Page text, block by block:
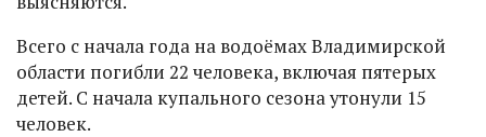
Всего с начала года на водоёмах Владимирской
области погибли 22 человека, включая пятерых
детей. С начала купального сезона утонули 15
человек.